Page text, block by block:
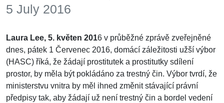
5 July 2016
Laura Lee, 5. květen 2016 v průběžné zprávě zveřejněné
dnes, pátek 1 Červenec 2016, domácí záležitosti užší výbor
(HASC) říká, že žádají prostitutek a prostitutky sdílení
prostor, by měla být pokládáno za trestný čin. Výbor tvrdí, že
ministerstvu vnitra by měl ihned změnit stávající právní
předpisy tak, aby žádají už není trestný čin a bordel vedení